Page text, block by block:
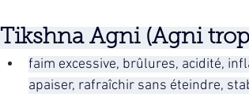
Tikshna Agni (Agni
faim excessive, brûlures, acidité,
apaiser, rafraîchir sans éteindre,